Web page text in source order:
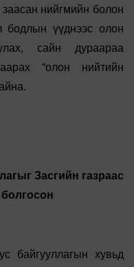
нийгмийн болон
бодлын үүднээс олон
сайн дураараа
“олон нийтийн
Засгийн газраас
байгууллагын хувьд